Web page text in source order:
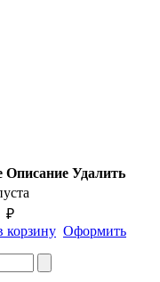
Описание Удалить
₽
корзину Оформить